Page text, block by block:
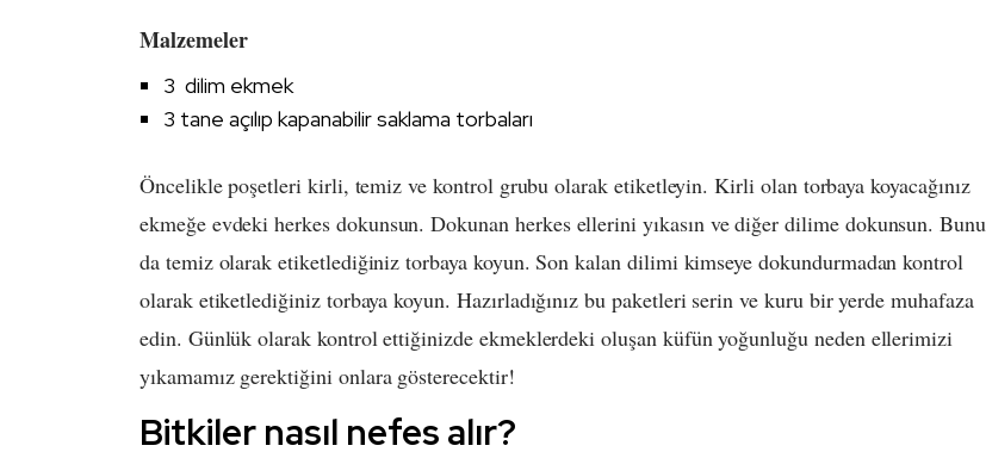
Malzemeler
3 dilim ekmek
​3 tane açılıp kapanabilir saklama torbaları
Öncelikle poşetleri kirli, temiz ve kontrol grubu olarak etiketleyin. Kirli olan torbaya koyacağınız
ekmeğe evdeki herkes dokunsun. Dokunan herkes ellerini yıkasın ve diğer dilime dokunsun. Bunu
da temiz olarak etiketlediğiniz torbaya koyun. Son kalan dilimi kimseye dokundurmadan kontrol
olarak etiketlediğiniz torbaya koyun. Hazırladığınız bu paketleri serin ve kuru bir yerde muhafaza
edin. Günlük olarak kontrol ettiğinizde ekmeklerdeki oluşan küfün yoğunluğu neden ellerimizi
yıkamamız gerektiğini onlara gösterecektir!
Bitkiler nasıl nefes alır?